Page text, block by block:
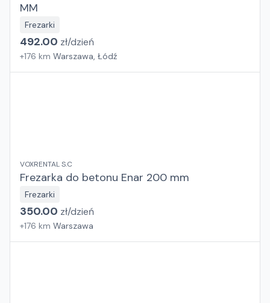
MM
Frezarki
492.00 zł/dzień
+176 km Warszawa, Łódź
VOXRENTAL S.C
Frezarka do betonu Enar 200 mm
Frezarki
350.00 zł/dzień
+176 km Warszawa